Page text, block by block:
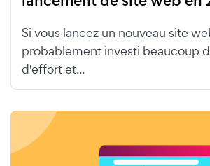
Si vous lancez un nouveau site
probablement investi beaucoup
d'effort et...